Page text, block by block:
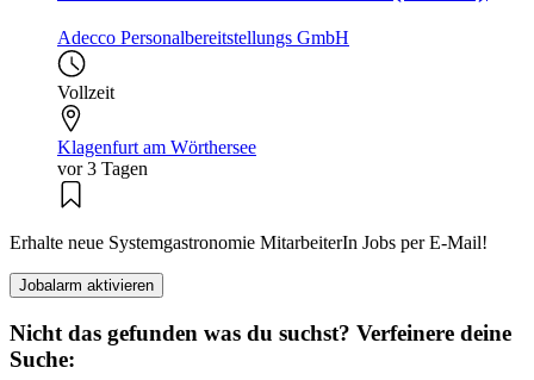
Adecco Personalbereitstellungs GmbH
Vollzeit
Klagenfurt am Wörthersee
vor 3 Tagen
Erhalte neue Systemgastronomie MitarbeiterIn Jobs per E-Mail!
Jobalarm aktivieren
Nicht das gefunden was du suchst? Verfeinere deine
Suche: